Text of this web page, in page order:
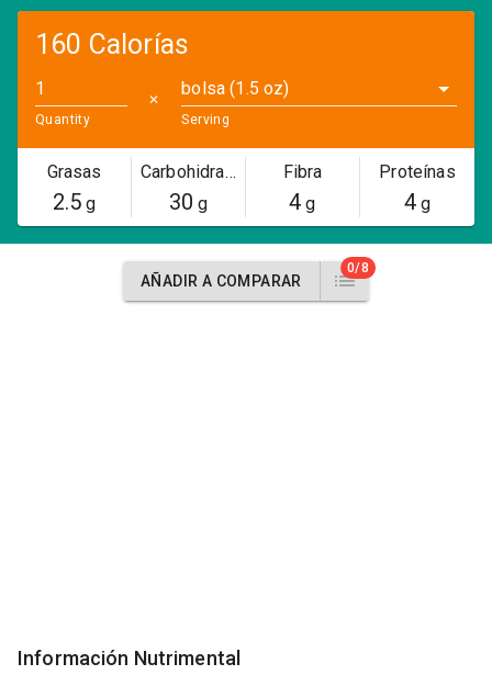
160 Calorías
Quantity
✕
bolsa (1.5 oz)
Serving
Grasas
2.5g
Carbohidratos
30 g
Fibra
4 g
Proteínas
4g
AÑADIR A COMPARAR
0/8
Información Nutrimental